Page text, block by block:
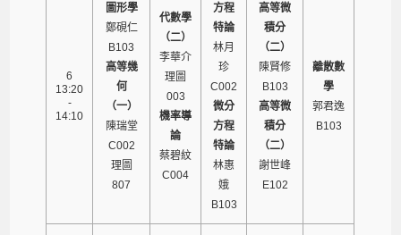
6
13:20
-
14:10
圖形學
鄭硯仁
B103
高等幾
何
（一）
陳瑞堂
C002
理圖
807
代數學
（二）
李華介
理圖
003
機率導
論
蔡碧紋
C004
方程
特論
林月
珍
C002
微分
方程
特論
林惠
娥
B103
高等微
積分
（二）
陳賢修
B103
高等微
積分
（二）
謝世峰
E102
離散數
學
郭君逸
B103